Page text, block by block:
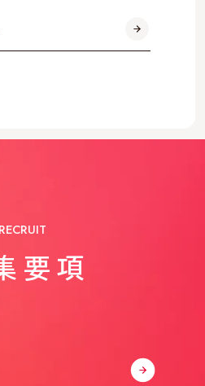
RECRUIT
要項